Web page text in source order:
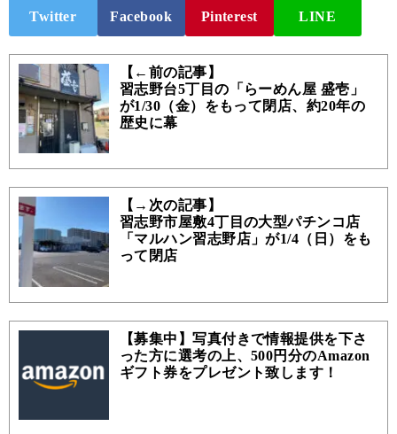
Twitter Facebook Pinterest LINE
【←前の記事】
習志野台5丁目の「らーめん屋 盛壱」
が1/30（金）をもって閉店、約20年の
歴史に幕
【→次の記事】
習志野市屋敷4丁目の大型パチンコ店
「マルハン習志野店」が1/4（日）をも
って閉店
【募集中】写真付きで情報提供を下さ
った方に選考の上、500円分のAmazon
ギフト券をプレゼント致します！